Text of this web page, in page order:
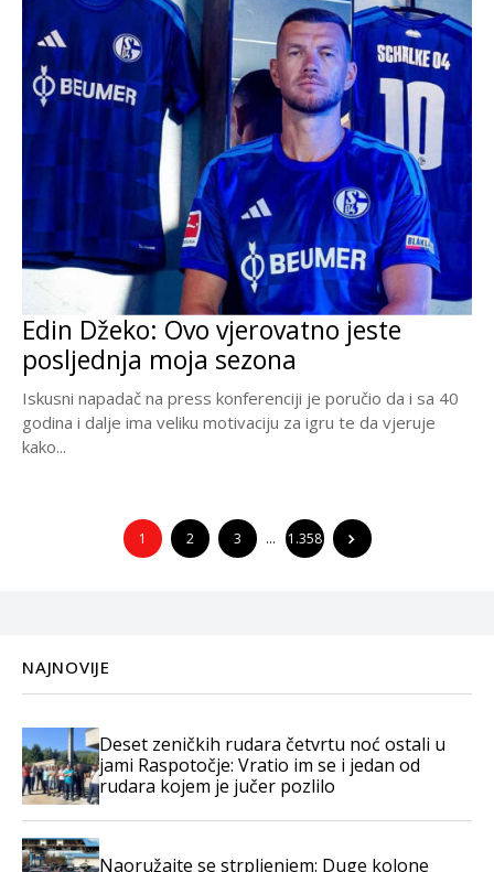
Edin Džeko: Ovo vjerovatno jeste
posljednja moja sezona
Iskusni napadač na press konferenciji je poručio da i sa 40
godina i dalje ima veliku motivaciju za igru te da vjeruje
kako...
1 2 3 … 1.358
NAJNOVIJE
Deset zeničkih rudara četvrtu noć ostali u
jami Raspotočje: Vratio im se i jedan od
rudara kojem je jučer pozlilo
Naoružajte se strpljenjem: Duge kolone